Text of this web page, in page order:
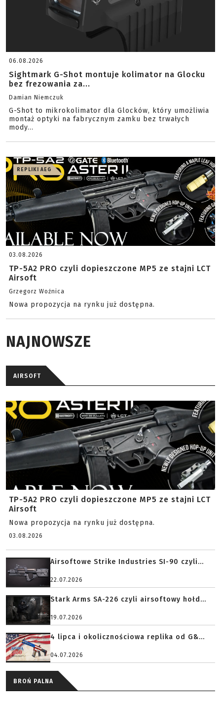
06.08.2026
Sightmark G-Shot montuje kolimator na Glocku
bez frezowania za...
Damian Niemczuk
G-Shot to mikrokolimator dla Glocków, który umożliwia
montaż optyki na fabrycznym zamku bez trwałych
mody...
REPLIKI AEG
03.08.2026
TP-5A2 PRO czyli dopieszczone MP5 ze stajni LCT
Airsoft
Grzegorz Woźnica
Nowa propozycja na rynku już dostępna.
NAJNOWSZE
AIRSOFT
TP-5A2 PRO czyli dopieszczone MP5 ze stajni LCT
Airsoft
Nowa propozycja na rynku już dostępna.
03.08.2026
Airsoftowe Strike Industries SI-90 czyli...
22.07.2026
Stark Arms SA-226 czyli airsoftowy hołd...
19.07.2026
4 lipca i okolicznościowa replika od G&...
04.07.2026
BROŃ PALNA